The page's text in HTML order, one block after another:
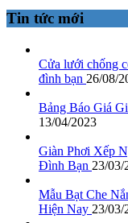
Tin tức mới
Cửa lưới chống
đình bạn 26/08/
Bảng Báo Giá
13/04/2023
Giàn Phơi Xếp
Đình Bạn 23/03/
Mẫu Bạt Che
Hiện Nay 23/03/